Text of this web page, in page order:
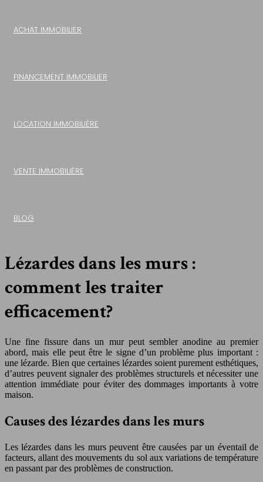
ACHAT IMMOBILIER
FINANCEMENT IMMOBILIER
LOCATION IMMOBILIÈRE
VENTE IMMOBILIÈRE
BLOG
Lézardes dans les murs :
comment les traiter
efficacement?
Une fine fissure dans un mur peut sembler anodine au premier
abord, mais elle peut être le signe d’un problème plus important :
une lézarde. Bien que certaines lézardes soient purement esthétiques,
d’autres peuvent signaler des problèmes structurels et nécessiter une
attention immédiate pour éviter des dommages importants à votre
maison.
Causes des lézardes dans les murs
Les lézardes dans les murs peuvent être causées par un éventail de
facteurs, allant des mouvements du sol aux variations de température
en passant par des problèmes de construction.